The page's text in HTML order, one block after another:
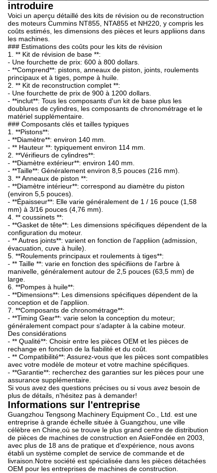
introduire
Voici un aperçu détaillé des kits de révision ou de reconstruction
des moteurs Cummins NT855, NTA855 et NH220, y compris les
coûts estimés, les dimensions des pièces et leurs appliions dans
les machines.
### Estimations des coûts pour les kits de révision
1. ** Kit de révision de base **:
- Une fourchette de prix: 600 à 800 dollars.
- **Comprend**: pistons, anneaux de piston, joints, roulements
principaux et à tiges, pompe à huile.
2. ** Kit de reconstruction complet **:
- Une fourchette de prix de 900 à 1200 dollars.
- **inclut**: Tous les composants d'un kit de base plus les
doublures de cylindres, les composants de chronométrage et le
matériel supplémentaire.
### Composants clés et tailles typiques
1. **Pistons**:
- **Diamètre**: environ 140 mm.
- ** Hauteur **: typiquement environ 114 mm.
2. **Vérifieurs de cylindres**:
- **Diamètre extérieur**: environ 140 mm.
- **Taille**: Généralement environ 8,5 pouces (216 mm).
3. ** Anneaux de piston **:
- **Diamètre intérieur**: correspond au diamètre du piston
(environ 5,5 pouces).
- **Épaisseur**: Elle varie généralement de 1 / 16 pouce (1,58
mm) à 3/16 pouces (4,76 mm).
4. ** coussinets **:
- **Gasket de tête**: Les dimensions spécifiques dépendent de la
configuration du moteur.
- ** Autres joints**: varient en fonction de l'appliion (admission,
évacuation, cuve à huile).
5. **Roulements principaux et roulements à tiges**:
- ** Taille **: varie en fonction des spécifiions de l'arbre à
manivelle, généralement autour de 2,5 pouces (63,5 mm) de
large.
6. **Pompes à huile**:
- **Dimensions**: Les dimensions spécifiques dépendent de la
conception et de l'appliion.
7. **Composants de chronométrage**:
- **Timing Gear**: varie selon la conception du moteur;
généralement compact pour s'adapter à la cabine moteur.
Des considérations
- ** Qualité**: Choisir entre les pièces OEM et les pièces de
rechange en fonction de la fiabilité et du coût.
- ** Compatibilité**: Assurez-vous que les pièces sont compatibles
avec votre modèle de moteur et votre machine spécifiques.
- **Garantie**: recherchez des garanties sur les pièces pour une
assurance supplémentaire.
Si vous avez des questions précises ou si vous avez besoin de
plus de détails, n'hésitez pas à demander!
Informations sur l'entreprise
Guangzhou Tengsong Machinery Equipment Co., Ltd. est une
entreprise à grande échelle située à Guangzhou, une ville
célèbre en Chine,où se trouve le plus grand centre de distribution
de pièces de machines de construction en AsieFondée en 2003,
avec plus de 18 ans de pratique et d'expérience, nous avons
établi un système complet de service de commande et de
livraison.Notre société est spécialisée dans les pièces détachées
OEM pour les entreprises de machines de construction.